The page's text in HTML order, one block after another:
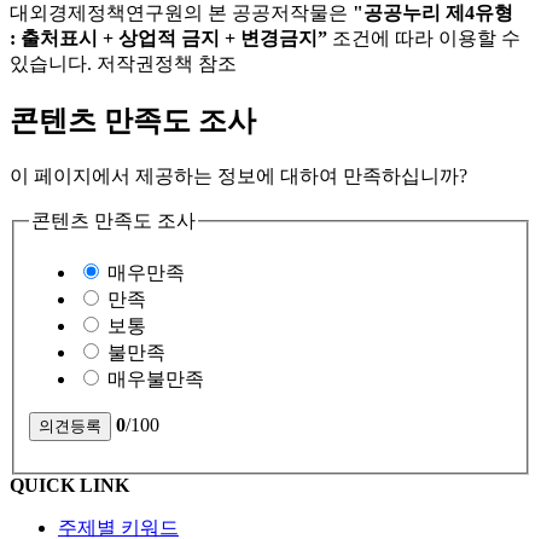
대외경제정책연구원의 본 공공저작물은 "공공누리 제4유형
: 출처표시 + 상업적 금지 + 변경금지” 조건에 따라 이용할 수
있습니다. 저작권정책 참조
콘텐츠 만족도 조사
이 페이지에서 제공하는 정보에 대하여 만족하십니까?
콘텐츠 만족도 조사
매우만족
만족
보통
불만족
매우불만족
0/100
QUICK LINK
주제별 키워드